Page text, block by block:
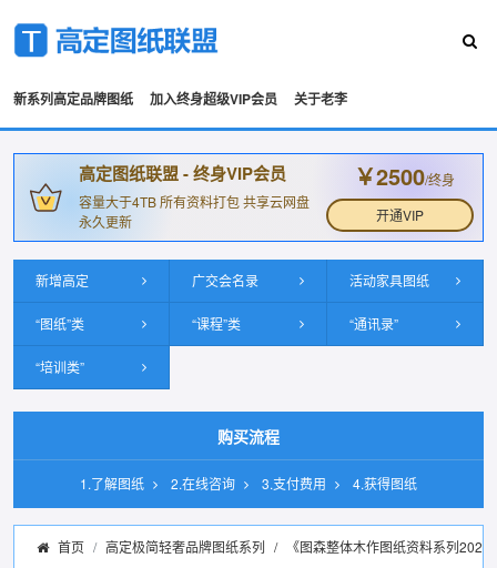
新系列高定品牌图纸 加入终身超级VIP会员 关于老李
高定图纸联盟 - 终身VIP会员
容量大于4TB 所有资料打包 共享云网盘
永久更新
￥2500/终身
开通VIP
新增高定 广交会名录 活动家具图纸
“图纸”类 “课程”类 “通讯录”
“培训类”
购买流程
1.了解图纸 2.在线咨询 3.支付费用 4.获得图纸
首页 高定极简轻奢品牌图纸系列 / 《图森整体木作图纸资料系列2022